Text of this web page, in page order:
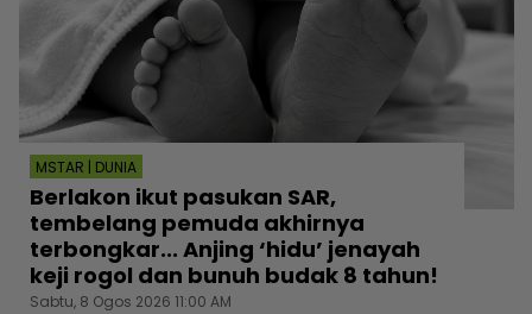
MSTAR | DUNIA
Berlakon ikut pasukan SAR,
tembelang pemuda akhirnya
terbongkar... Anjing ‘hidu’ jenayah
keji rogol dan bunuh budak 8 tahun!
Sabtu, 8 Ogos 2026 11:00 AM